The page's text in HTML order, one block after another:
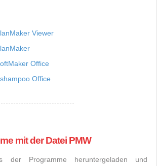
Viewer
Office
Office
mit der Datei PMW
der Programme heruntergeladen und